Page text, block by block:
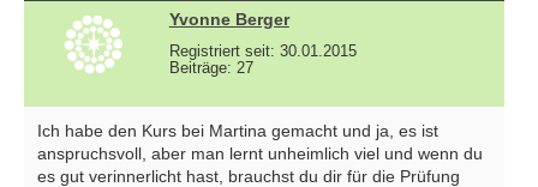
Yvonne Berger
Registriert seit: 30.01.2015
Beiträge: 27
Ich habe den Kurs bei Martina gemacht und ja, es ist
anspruchsvoll, aber man lernt unheimlich viel und wenn du
es gut verinnerlicht hast, brauchst du dir für die Prüfung